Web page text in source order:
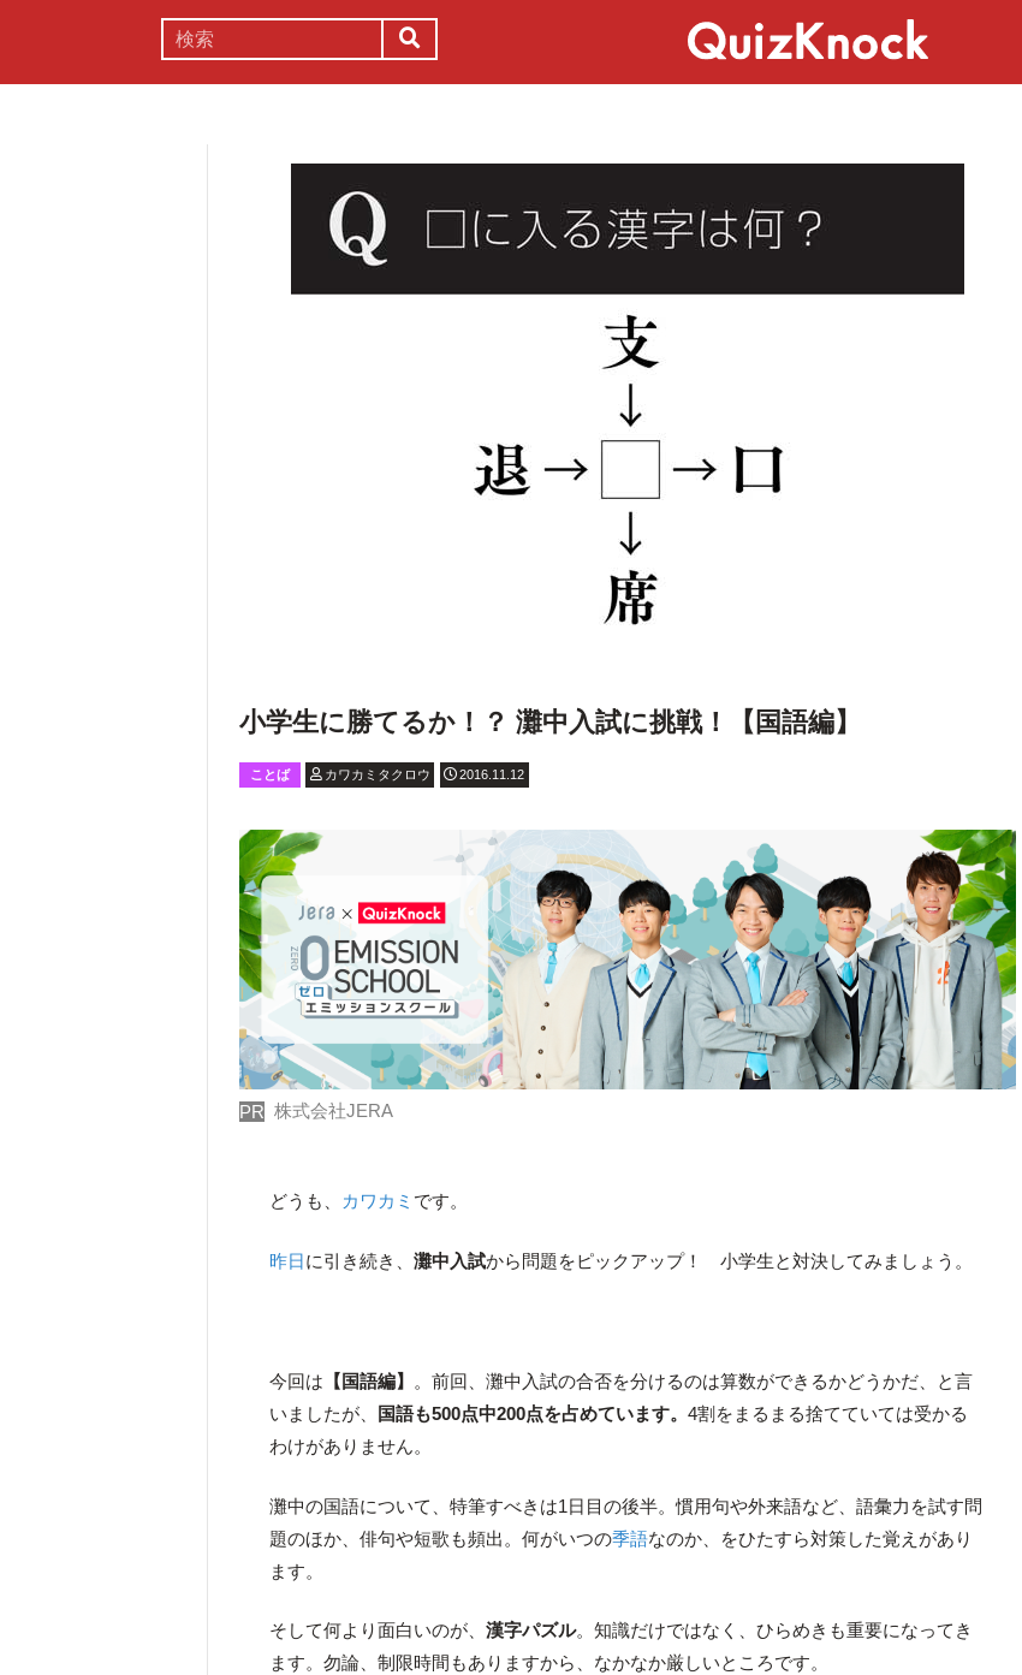
小学生に勝てるか！？ 灘中入試に挑戦！【国語編】
ことば カワカミタクロウ 2016.11.12
PR 株式会社JERA
どうも、 カワカミ です。
昨日に引き続き、灘中入試から問題をピックアップ！ 小学生と対決してみましょう。
今回は 【国語編】
。前回、灘中入試の合否を分けるのは算数ができるかどうかだ、と言
いましたが、
国語も500点中200点を占めています。4割をまるまる捨てていては受かる
わけがありません。
灘中の国語について、特筆すべきは1日目の後半。慣用句や外来語など、語彙力を試す問
題のほか、俳句や短歌も頻出。何がいつの季語なのか、をひたすら対策した覚えがあり
ます。
そして何より面白いのが、漢字パズル。知識だけではなく、ひらめきも重要になってき
ます。勿論、制限時間もありますから、なかなか厳しいところです。